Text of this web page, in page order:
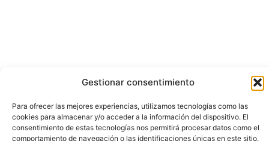
Gestionar consentimiento
Para ofrecer las mejores experiencias, utilizamos tecnologías como las
cookies para almacenar y/o acceder a la información del dispositivo. El
consentimiento de estas tecnologías nos permitirá procesar datos como el
comportamiento de navegación o las identificaciones únicas en este sitio.